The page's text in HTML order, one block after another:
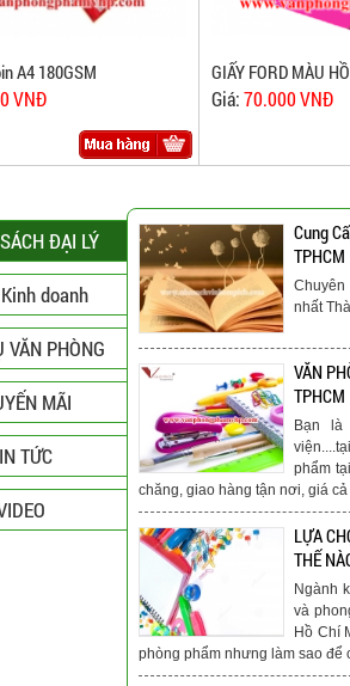
A4 180GSM
VNĐ
GIẤY FORD MÀU
Giá:70.000 VNĐ
ĐẠI LÝ
doanh
VĂN PHÒNG
MÃI
TỨC
Cung
TPHCM
nhất
VĂN
TPHCM
Bạn là
phẩm
chăng, giao hàng tận nơi, giá cả
LỰA
THẾ
Ngành
và
Hồ Chí
phòng phẩm nhưng làm sao để